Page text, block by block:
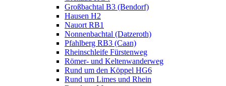
Großbachtal B3 (Bendorf)
Hausen H2
Nauort RB1
Nonnenbachtal (Datzeroth)
Pfahlberg RB3 (Caan)
Rheinschleife Fürstenweg
Römer- und Keltenwanderweg
Rund um den Köppel HG6
Rund um Limes und Rhein